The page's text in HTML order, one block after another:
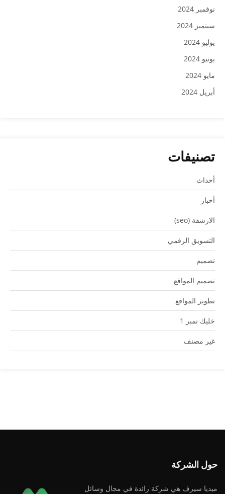
نوفمبر 2024
سبتمبر 2024
يوليو 2024
يونيو 2024
مايو 2024
أبريل 2024
تصنيفات
أحداث
أخبار
الارشفة (seo)
التسويق الرقمي
تصميم
تصميم المواقع
تطوير المواقع
خليك نمبر 1
غير مصنف
حول الشركة
ميديا ​​سيرف هي شركة رائدة في مجال وسائل